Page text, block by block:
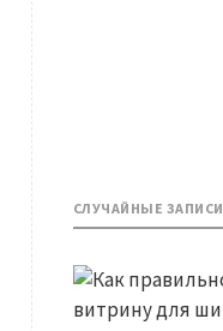
СЛУЧАЙНЫЕ ЗАПИСИ